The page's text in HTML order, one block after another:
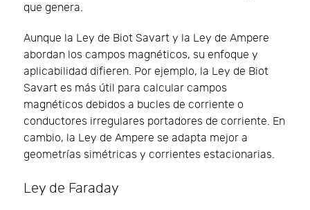
que genera.
Aunque la Ley de Biot Savart y la Ley de Ampere
abordan los campos magnéticos, su enfoque y
aplicabilidad difieren. Por ejemplo, la Ley de Biot
Savart es más útil para calcular campos
magnéticos debidos a bucles de corriente o
conductores irregulares portadores de corriente. En
cambio, la Ley de Ampere se adapta mejor a
geometrías simétricas y corrientes estacionarias.
Ley de Faraday